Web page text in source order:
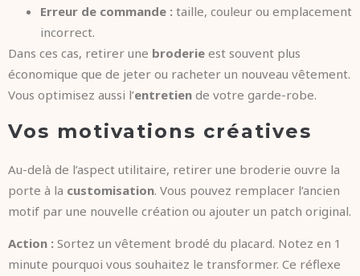
Erreur de commande : taille, couleur ou emplacement
incorrect.
Dans ces cas, retirer une broderie est souvent plus
économique que de jeter ou racheter un nouveau vêtement.
Vous optimisez aussi l’entretien de votre garde-robe.
Vos motivations créatives
Au-delà de l’aspect utilitaire, retirer une broderie ouvre la
porte à la customisation. Vous pouvez remplacer l’ancien
motif par une nouvelle création ou ajouter un patch original.
Action : Sortez un vêtement brodé du placard. Notez en 1
minute pourquoi vous souhaitez le transformer. Ce réflexe